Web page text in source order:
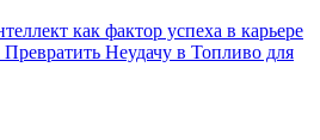
как фактор успеха в карьере
Неудачу в Топливо для